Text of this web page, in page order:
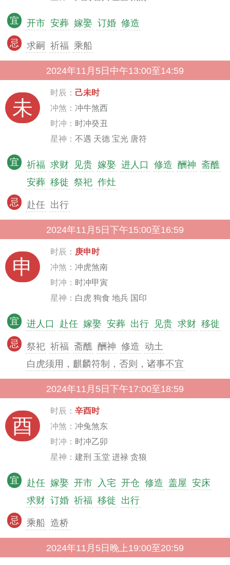
宜 开市 安葬 嫁娶 订婚 修造
忌 求嗣 祈福 乘船
2024年11月5日中午13:00至14:59
未
时辰： 己未时
冲煞： 冲牛煞西
时冲： 时冲癸丑
星神： 不遇 天德 宝光 唐符
宜 祈福 求财 见贵 嫁娶 进人口 修造 酬神 斋醮
安葬 移徙 祭祀 作灶
忌 赴任 出行
2024年11月5日下午15:00至16:59
申
时辰： 庚申时
冲煞： 冲虎煞南
时冲： 时冲甲寅
星神： 白虎 狗食 地兵 国印
宜 进人口 赴任 嫁娶 安葬 出行 见贵 求财 移徙
忌 祭祀 祈福 斋醮 酬神 修造 动土
白虎须用，麒麟符制，否则，诸事不宜
2024年11月5日下午17:00至18:59
酉
时辰： 辛酉时
冲煞： 冲兔煞东
时冲： 时冲乙卯
星神： 建刑 玉堂 进禄 贪狼
宜 赴任 嫁娶 开市 入宅 开仓 修造 盖屋 安床
求财 订婚 祈福 移徙 出行
忌 乘船 造桥
2024年11月5日晚上19:00至20:59